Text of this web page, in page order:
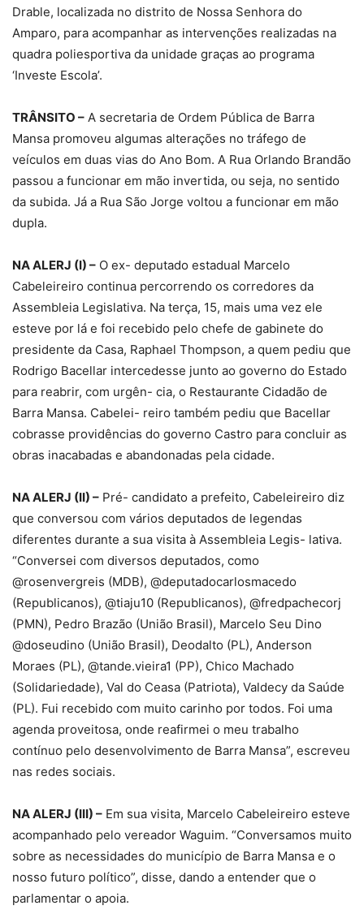
Drable, localizada no distrito de Nossa Senhora do
Amparo, para acompanhar as intervenções realizadas na
quadra poliesportiva da unidade graças ao programa
‘Investe Escola’.
TRÂNSITO – A secretaria de Ordem Pública de Barra
Mansa promoveu algumas alterações no tráfego de
veículos em duas vias do Ano Bom. A Rua Orlando Brandão
passou a funcionar em mão invertida, ou seja, no sentido
da subida. Já a Rua São Jorge voltou a funcionar em mão
dupla.
NA ALERJ (I) – O ex- deputado estadual Marcelo
Cabeleireiro continua percorrendo os corredores da
Assembleia Legislativa. Na terça, 15, mais uma vez ele
esteve por lá e foi recebido pelo chefe de gabinete do
presidente da Casa, Raphael Thompson, a quem pediu que
Rodrigo Bacellar intercedesse junto ao governo do Estado
para reabrir, com urgên- cia, o Restaurante Cidadão de
Barra Mansa. Cabelei- reiro também pediu que Bacellar
cobrasse providências do governo Castro para concluir as
obras inacabadas e abandonadas pela cidade.
NA ALERJ (II) – Pré- candidato a prefeito, Cabeleireiro diz
que conversou com vários deputados de legendas
diferentes durante a sua visita à Assembleia Legis- lativa.
“Conversei com diversos deputados, como
@rosenvergreis (MDB), @deputadocarlosmacedo
(Republicanos), @tiaju10 (Republicanos), @fredpachecorj
(PMN), Pedro Brazão (União Brasil), Marcelo Seu Dino
@doseudino (União Brasil), Deodalto (PL), Anderson
Moraes (PL), @tande.vieira1 (PP), Chico Machado
(Solidariedade), Val do Ceasa (Patriota), Valdecy da Saúde
(PL). Fui recebido com muito carinho por todos. Foi uma
agenda proveitosa, onde reafirmei o meu trabalho
contínuo pelo desenvolvimento de Barra Mansa”, escreveu
nas redes sociais.
NA ALERJ (III) – Em sua visita, Marcelo Cabeleireiro esteve
acompanhado pelo vereador Waguim. “Conversamos muito
sobre as necessidades do município de Barra Mansa e o
nosso futuro político”, disse, dando a entender que o
parlamentar o apoia.